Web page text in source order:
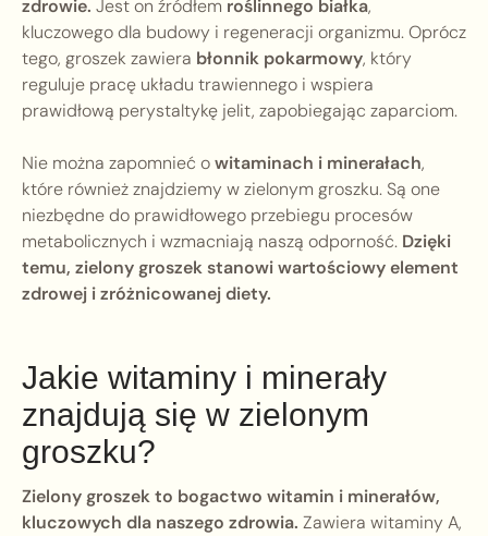
zdrowie. Jest on źródłem roślinnego białka,
kluczowego dla budowy i regeneracji organizmu. Oprócz
tego, groszek zawiera błonnik pokarmowy, który
reguluje pracę układu trawiennego i wspiera
prawidłową perystaltykę jelit, zapobiegając zaparciom.
Nie można zapomnieć owitaminach i minerałach,
które również znajdziemy w zielonym groszku. Są one
niezbędne do prawidłowego przebiegu procesów
metabolicznych i wzmacniają naszą odporność. Dzięki
temu, zielony groszek stanowi wartościowy element
zdrowej i zróżnicowanej diety.
Jakie witaminy i minerały
znajdują się w zielonym
groszku?
Zielony groszek to bogactwo witamin i minerałów,
kluczowych dla naszego zdrowia. Zawiera witaminy A,